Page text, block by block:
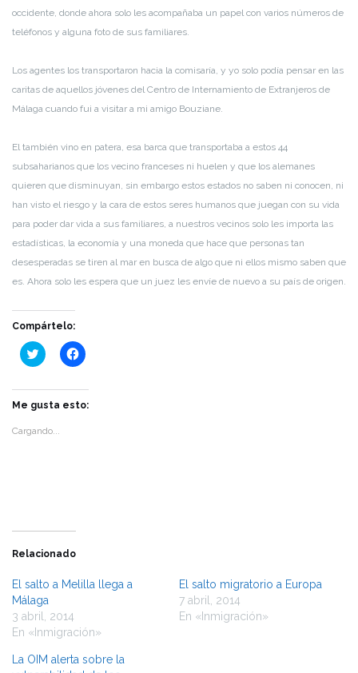
occidente, donde ahora solo les acompañaba un papel con varios números de
teléfonos y alguna foto de sus familiares.
Los agentes los transportaron hacia la comisaría, y yo solo podía pensar en las
caritas de aquellos jóvenes del Centro de Internamiento de Extranjeros de
Málaga cuando fui a visitar a mi amigo Bouziane.
El también vino en patera, esa barca que transportaba a estos 44
subsaharianos que los vecino franceses ni huelen y que los alemanes
quieren que disminuyan, sin embargo estos estados no saben ni conocen, ni
han visto el riesgo y la cara de estos seres humanos que juegan con su vida
para poder dar vida a sus familiares, a nuestros vecinos solo les importa las
estadísticas, la economía y una moneda que hace que personas tan
desesperadas se tiren al mar en busca de algo que ni ellos mismo saben que
es. Ahora solo les espera que un juez les envíe de nuevo a su país de origen.
Compártelo:
Haz
clic
en
Twitter
abre
en
Haz
clic
en
Facebook
Me gusta esto:
Cargando...
Relacionado
El salto a Melilla llega a
Málaga
3 abril, 2014
En «Inmigración»
El salto migratorio a Europa
7 abril, 2014
En «Inmigración»
La OIM alerta sobre la